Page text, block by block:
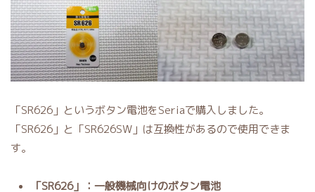
「SR626」というボタン電池をSeriaで購入しました。
「SR626」と「SR626SW」は互換性があるので使用できま
す。
「SR626」：一般機械向けのボタン電池